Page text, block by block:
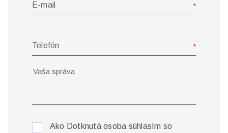
E-mail
Telefón
Ako Dotknutá osoba súhlasím so